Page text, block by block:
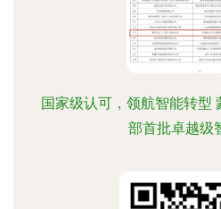
国家级认可，领航智能转型
部首批卓越级